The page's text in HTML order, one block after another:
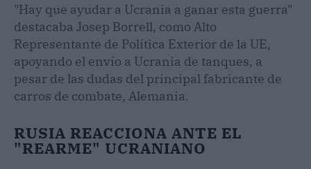
"Hay que ayudar a Ucrania a ganar esta guerra"
destacaba Josep Borrell, como Alto
Representante de Política Exterior de la UE,
apoyando el envío a Ucrania de tanques, a
pesar de las dudas del principal fabricante de
carros de combate, Alemania.
RUSIA REACCIONA ANTE EL
"REARME" UCRANIANO